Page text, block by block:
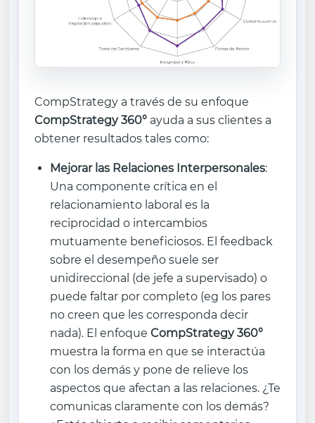
CompStrategy a través de su enfoque
CompStrategy 360° ayuda a sus clientes a
obtener resultados tales como:
Mejorar las Relaciones Interpersonales:
Una componente crítica en el
relacionamiento laboral es la
reciprocidad o intercambios
mutuamente beneficiosos. El feedback
sobre el desempeño suele ser
unidireccional (de jefe a supervisado) o
puede faltar por completo (eg los pares
no creen que les corresponda decir
nada). El enfoque CompStrategy 360°
muestra la forma en que se interactúa
con los demás y pone de relieve los
aspectos que afectan a las relaciones. ¿Te
comunicas claramente con los demás?